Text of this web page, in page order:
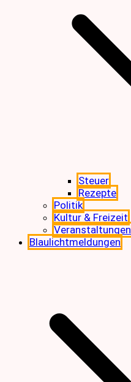
Steuer
Rezepte
Politik
Kultur & Freizeit
Veranstaltungen
Blaulichtmeldungen